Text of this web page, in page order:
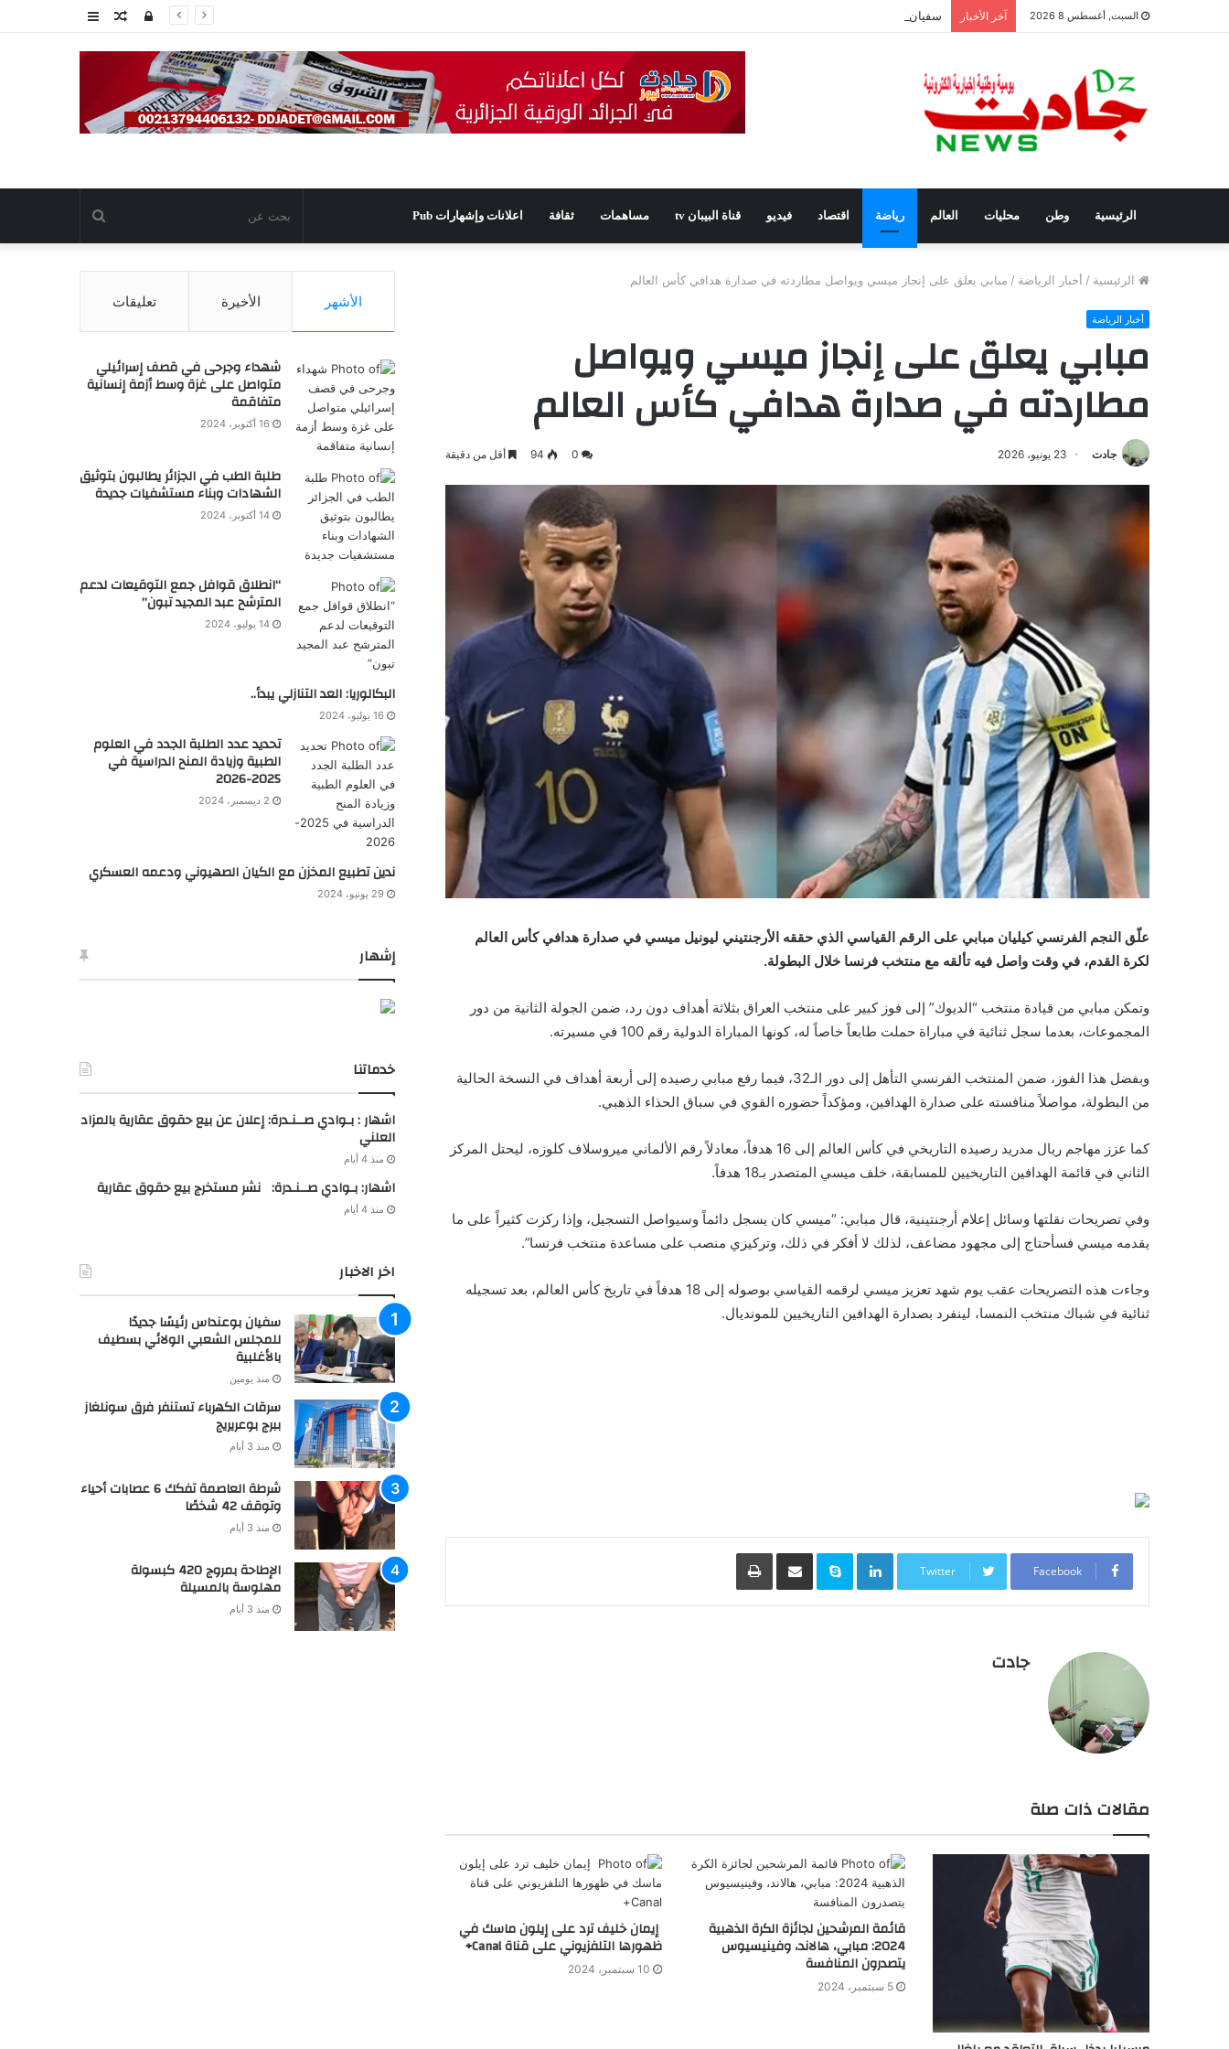
السبت, أغسطس 8 2026 آخر الأخبار سفيان بوعنداس رئيسًا جديدًا للمجلس الشعبي الولائي بسطيف بالأغلبية عمودمقالتسجيل
الرئيسية وطن محليات العالم رياضة اقتصاد فيديو قناة البيبان tv مساهمات ثقافة اعلانات وإشهارات Pub بحث
عن
الرئيسية / أخبار الرياضة / مبابي يعلق على إنجاز ميسي ويواصل مطاردته في صدارة هدافي كأس العالم
أخبار الرياضة
مبابي يعلق على إنجاز ميسي ويواصل
مطاردته في صدارة هدافي كأس العالم
جادت 23 يونيو، 2026 0
94 أقل من دقيقة
علّق النجم الفرنسي كيليان مبابي على الرقم القياسي الذي حققه الأرجنتيني ليونيل ميسي في صدارة هدافي كأس العالم
لكرة القدم، في وقت واصل فيه تألقه مع منتخب فرنسا خلال البطولة.
وتمكن مبابي من قيادة منتخب “الديوك” إلى فوز كبير على منتخب العراق بثلاثة أهداف دون رد، ضمن الجولة الثانية من دور
المجموعات، بعدما سجل ثنائية في مباراة حملت طابعاً خاصاً له، كونها المباراة الدولية رقم 100 في مسيرته.
وبفضل هذا الفوز، ضمن المنتخب الفرنسي التأهل إلى دور الـ32، فيما رفع مبابي رصيده إلى أربعة أهداف في النسخة الحالية
من البطولة، مواصلاً منافسته على صدارة الهدافين، ومؤكداً حضوره القوي في سباق الحذاء الذهبي.
كما عزز مهاجم ريال مدريد رصيده التاريخي في كأس العالم إلى 16 هدفاً، معادلاً رقم الألماني ميروسلاف كلوزه، ليحتل المركز
الثاني في قائمة الهدافين التاريخيين للمسابقة، خلف ميسي المتصدر بـ18 هدفاً.
وفي تصريحات نقلتها وسائل إعلام أرجنتينية، قال مبابي: “ميسي كان يسجل دائماً وسيواصل التسجيل، وإذا ركزت كثيراً على ما
يقدمه ميسي فسأحتاج إلى مجهود مضاعف، لذلك لا أفكر في ذلك، وتركيزي منصب على مساعدة منتخب فرنسا”.
وجاءت هذه التصريحات عقب يوم شهد تعزيز ميسي لرقمه القياسي بوصوله إلى 18 هدفاً في تاريخ كأس العالم، بعد تسجيله
ثنائية في شباك منتخب النمسا، لينفرد بصدارة الهدافين التاريخيين للمونديال.
Facebook
Twitter
LinkedIn
Skype مشاركة عبر البريد طباعة
جادت
مقالات ذات صلة
قائمة المرشحين لجائزة الكرة الذهبية
2024: مبابي، هالاند، وفينيسيوس
يتصدرون المنافسة
5 سبتمبر، 2024
إيمان خليف ترد على إيلون ماسك في
ظهورها التلفزيوني على قناة Canal+
10 سبتمبر، 2024
الأشهر الأخيرة تعليقات
شهداء وجرحى في قصف إسرائيلي
متواصل على غزة وسط أزمة إنسانية
متفاقمة
16 أكتوبر، 2024
طلبة الطب في الجزائر يطالبون بتوثيق
الشهادات وبناء مستشفيات جديدة
14 أكتوبر، 2024
“انطلاق قوافل جمع التوقيعات لدعم
المترشح عبد المجيد تبون”
14 يوليو، 2024
البكالوريا: العد التنازلي يبدأ..
16 يوليو، 2024
تحديد عدد الطلبة الجدد في العلوم
الطبية وزيادة المنح الدراسية في
2025-2026
2 ديسمبر، 2024
ندين تطبيع المخزن مع الكيان الصهيوني ودعمه العسكري
29 يونيو، 2024
إشهار
خدماتنا
اشهار : بـوادي صــنـدرة: إعلان عن بيع حقوق عقارية بالمزاد
العلني
منذ 4 أيام
اشهار: بـوادي صــنـدرة: نشر مستخرج بيع حقوق عقارية
منذ 4 أيام
اخر الاخبار
سفيان بوعنداس رئيسًا جديدًا